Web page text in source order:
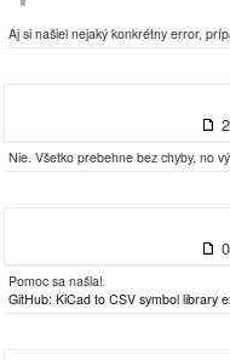
Aj si našiel nejaký konkrétny error,
Nie. Všetko prebehne bez chyby, no
Pomoc sa našla!
GitHub: KiCad to CSV symbol library